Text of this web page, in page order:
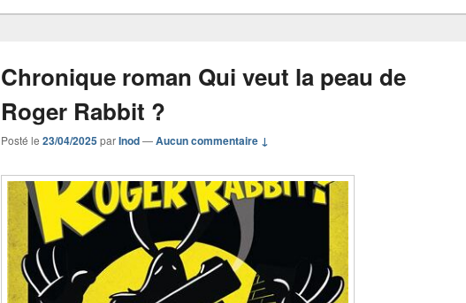
Chronique roman Qui veut la peau de
Roger Rabbit ?
Posté le 23/04/2025parInod—Aucun commentaire ↓